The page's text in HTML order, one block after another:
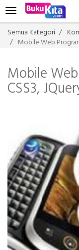
Semua Kategori
Mobile Web
Mobile
CSS3,